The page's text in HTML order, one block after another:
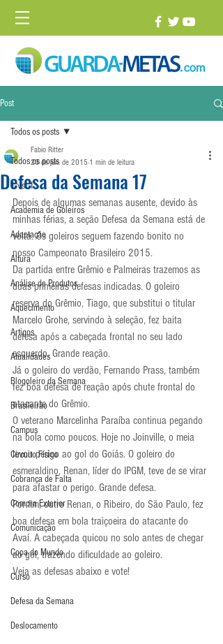
Post
Todos os posts
1 vs. 1
Academia de Goleiros
Adaptação
Altura
Análise de Produtos
Aquecimento
Artigos
Atualidades
Blogoleiro da Semana
Brasileirão
Campus
Circuito Físico
Cobrança de Falta
Compra Exterior
Comunicação
Copa do Mundo
Curso
Defesa da Semana
Deslocamento
Todos os posts
Defesa da Semana 17
Fabio Ritter
23 de jun. de 2015 1 min de leitura
Depois de algumas semanas ausente, devido às
minhas férias, a seção Defesa da Semana está de
volta. Os goleiros seguem fazendo bonito no
nosso Campeonato Brasileiro 2015.
Da partida entre Grêmio e Palmeiras trazemos as
duas primeiras defesas indicadas. O goleiro
reserva do Grêmio, Tiago, que substitui o titular
Marcelo Grohe, servindo à seleção, fez baita
defesa após a cabeçada frontal no seu lado
esquerdo. Grande reação.
Já o goleiro do verdão, Fernando Prass, também
fez boa defesa de reação após chute frontal do
atacante do Grêmio.
O veterano Marcelinha Paraíba continua pegando
na bola como poucos. Hoje no Joinville, o meia
levou perigo ao gol do Goiás. O goleiro do
esmeraldino, Renan, líder do IPGM, teve de se virar
para afastar o perigo. Grande defesa.
Por fim, outro Renan, o Ribeiro, do São Paulo, fez
boa defesa em bola traiçoeira do atacante do
Avaí. A cabeçada quicou no solo antes de chegar
ao gol, trazendo dificuldade ao goleiro.
Veja as defesas abaixo e vote!